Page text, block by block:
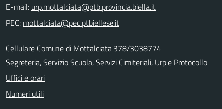
E-mail:
PEC:
Cellulare Comune di Mottalciata 378/3038774
Segreteria, Servizio Scuola, Servizi Cimiteriali, Urp e Protocollo
Uffici e orari
Numeri utili